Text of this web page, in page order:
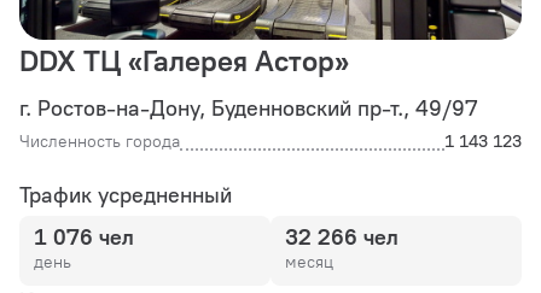
DDX ТЦ «Галерея Астор»
г. Ростов-на-Дону, Буденновский пр-т., 49/97
Численность города 1 143 123
Трафик усредненный
1 076 чел
день
32 266 чел
месяц